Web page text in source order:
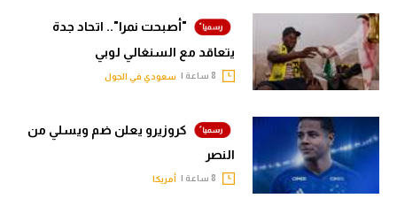
"أصبحت نمرا".. اتحاد جدة
يتعاقد مع السنغالي لوبي
سعودي في الجول
كروزيرو يعلن ضم ويسلي من
النصر
أمريكا